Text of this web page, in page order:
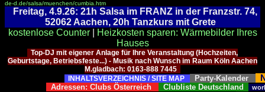
de-d.de/salsa/muenchen/cumbia.htm
Freitag, 4.9.26: 21h Salsa im FRANZ in der Franzstr. 74,
52062 Aachen, 20h Tanzkurs mit Grete
kostenlose Counter|
Heizkosten sparen: Wärmebilder Ihres
Hauses
Top-DJ mit eigener Anlage für Ihre Veranstaltung (Hochzeiten,
Geburtstage, Betriebsfeste...) - Musik nach Wunsch im Raum Köln Aachen
M.gladbach: 0163-888 7445
INHALTSVERZEICHNIS / SITE MAP
Party-Kalender
Adressen: Clubs Österreich Clubliste Deutschland